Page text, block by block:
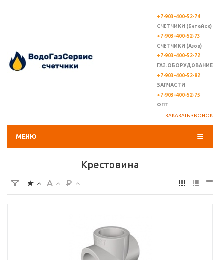
+7-903-400-52-74
СЧЕТЧИКИ (Батайск)
+7-903-400-52-73
СЧЕТЧИКИ (Азов)
+7-903-400-52-72
ГАЗ.ОБОРУДОВАНИЕ
+7-903-400-52-82
ЗАПЧАСТИ
+7-903-400-52-75
ОПТ
ЗАКАЗАТЬ ЗВОНОК
МЕНЮ
Крестовина